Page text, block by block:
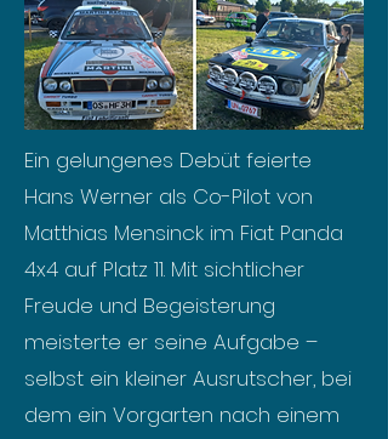
Ein gelungenes Debüt feierte
Hans Werner als Co-Pilot von
Matthias Mensinck im Fiat Panda
4x4 auf Platz 11. Mit sichtlicher
Freude und Begeisterung
meisterte er seine Aufgabe –
selbst ein kleiner Ausrutscher, bei
dem ein Vorgarten nach einem